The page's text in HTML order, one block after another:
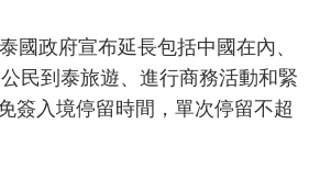
國政府宣布延長包括中國在內、
民到泰旅遊、進行商務活動和緊
簽入境停留時間，單次停留不超